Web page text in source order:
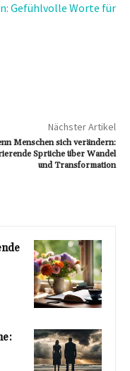
Gefühlvolle Worte für
Nächster Artikel
Menschen sich verändern:
Sprüche über Wandel
und Transformation